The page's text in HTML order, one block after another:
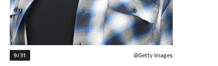
9/31 @Getty Images